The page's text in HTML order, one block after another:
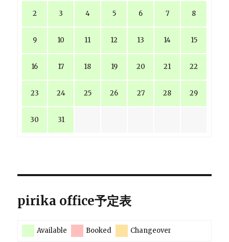
2 3 4 5 6 7 8
9 10 11 12 13 14 15
16 17 18 19 20 21 22
23 24 25 26 27 28 29
30 31
pirika office予定表
Available Booked Changeover